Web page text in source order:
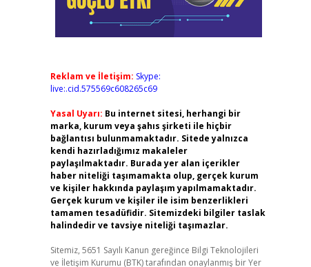
Reklam ve İletişim: Skype:
live:.cid.575569c608265c69
Yasal Uyarı: Bu internet sitesi, herhangi bir
marka, kurum veya şahıs şirketi ile hiçbir
bağlantısı bulunmamaktadır. Sitede yalnızca
kendi hazırladığımız makaleler
paylaşılmaktadır. Burada yer alan içerikler
haber niteliği taşımamakta olup, gerçek kurum
ve kişiler hakkında paylaşım yapılmamaktadır.
Gerçek kurum ve kişiler ile isim benzerlikleri
tamamen tesadüfidir. Sitemizdeki bilgiler taslak
halindedir ve tavsiye niteliği taşımazlar.
Sitemiz, 5651 Sayılı Kanun gereğince Bilgi Teknolojileri
ve İletişim Kurumu (BTK) tarafından onaylanmış bir Yer